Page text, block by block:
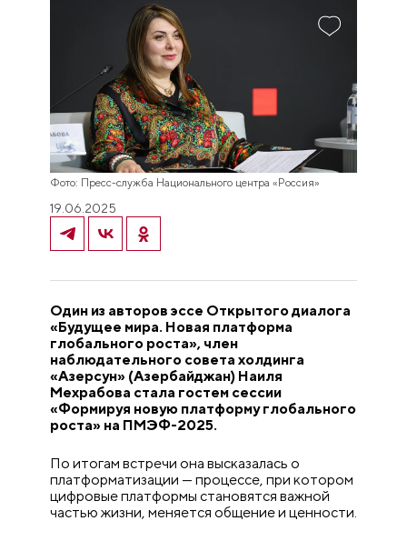
Фото: Пресс-служба Национального центра «Россия»
19.06.2025
Один из авторов эссе Открытого диалога
«Будущее мира. Новая платформа
глобального роста», член
наблюдательного совета холдинга
«Азерсун» (Азербайджан) Наиля
Мехрабова стала гостем сессии
«Формируя новую платформу глобального
роста» на ПМЭФ-2025.
По итогам встречи она высказалась о
платформатизации — процессе, при котором
цифровые платформы становятся важной
частью жизни, меняется общение и ценности.